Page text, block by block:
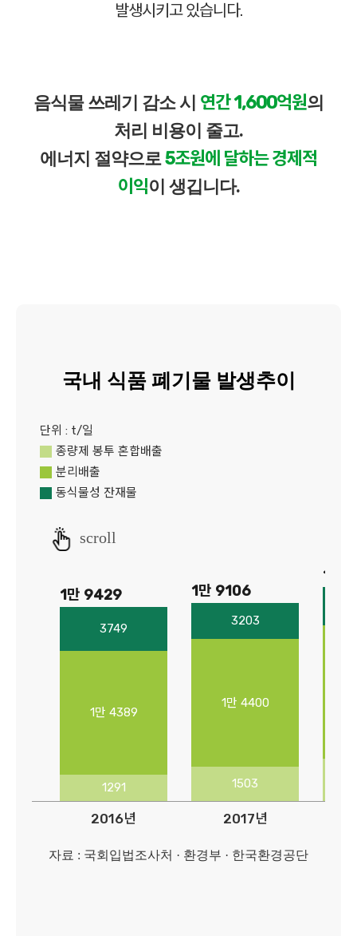
발생시키고 있습니다.
음식물 쓰레기 감소 시 연간 1,600억원의
처리 비용이 줄고.
에너지 절약으로5조원에 달하는 경제적
이익이 생깁니다.
국내 식품 폐기물 발생추이
단위 : t/일
종량제 봉투 혼합배출
분리배출
동식물성 잔재물
scroll
1만 9429
3749
1만 4389
1291
1만 9106
3203
1만 4400
1503
1만
2016년 2017년
자료 : 국회입법조사처 · 환경부 · 한국환경공단